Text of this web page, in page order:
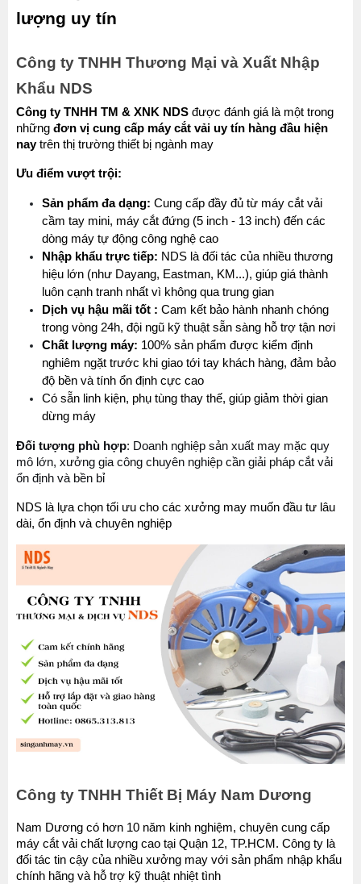
lượng uy tín
Công ty TNHH Thương Mại và Xuất Nhập
Khẩu NDS
Công ty TNHH TM & XNK NDS được đánh giá là một trong
những đơn vị cung cấp máy cắt vải uy tín hàng đầu hiện
nay trên thị trường thiết bị ngành may
Ưu điểm vượt trội:
Sản phẩm đa dạng: Cung cấp đầy đủ từ máy cắt vải
cầm tay mini, máy cắt đứng (5 inch - 13 inch) đến các
dòng máy tự động công nghệ cao
Nhập khẩu trực tiếp: NDS là đối tác của nhiều thương
hiệu lớn (như Dayang, Eastman, KM...), giúp giá thành
luôn cạnh tranh nhất vì không qua trung gian
Dịch vụ hậu mãi tốt : Cam kết bảo hành nhanh chóng
trong vòng 24h, đội ngũ kỹ thuật sẵn sàng hỗ trợ tận nơi
Chất lượng máy: 100% sản phẩm được kiểm định
nghiêm ngặt trước khi giao tới tay khách hàng, đảm bảo
độ bền và tính ổn định cực cao
Có sẵn linh kiện, phụ tùng thay thế, giúp giảm thời gian
dừng máy
Đối tượng phù hợp: Doanh nghiệp sản xuất may mặc quy
mô lớn, xưởng gia công chuyên nghiệp cần giải pháp cắt vải
ổn định và bền bỉ
NDS là lựa chọn tối ưu cho các xưởng may muốn đầu tư lâu
dài, ổn định và chuyên nghiệp
Công ty TNHH Thiết Bị Máy Nam Dương
Nam Dương có hơn 10 năm kinh nghiệm, chuyên cung cấp
máy cắt vải chất lượng cao tại Quận 12, TP.HCM. Công ty là
đối tác tin cậy của nhiều xưởng may với sản phẩm nhập khẩu
chính hãng và hỗ trợ kỹ thuật nhiệt tình